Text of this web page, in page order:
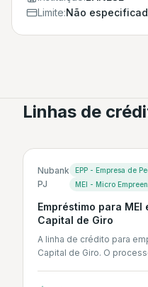
Limite:Não
Linhas de
Nubank
PJ
EPP - Empresa de
MEI - Micro
Empréstimo para
Capital de Giro
A linha de crédito para
Capital de Giro. O